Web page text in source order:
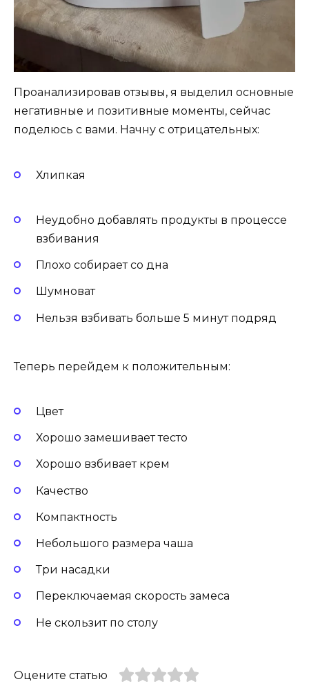
Проанализировав отзывы, я выделил основные
негативные и позитивные моменты, сейчас
поделюсь с вами. Начну с отрицательных:
Хлипкая
Неудобно добавлять продукты в процессе
взбивания
Плохо собирает со дна
Шумноват
Нельзя взбивать больше 5 минут подряд
Теперь перейдем к положительным:
Цвет
Хорошо замешивает тесто
Хорошо взбивает крем
Качество
Компактность
Небольшого размера чаша
Три насадки
Переключаемая скорость замеса
Не скользит по столу
Оцените статью